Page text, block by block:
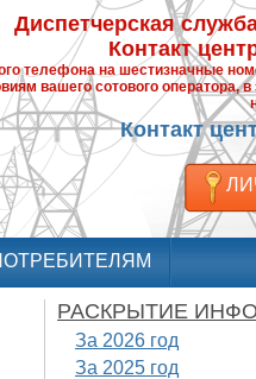
Диспетчерская
Контакт
телефона на шестизначные
вашего сотового оператора,
Контакт
РАСКРЫТИЕ
За 2026 год
За 2025 год